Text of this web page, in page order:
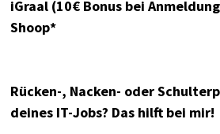
iGraal (10€ Bonus bei
Shoop*
Rücken-, Nacken- oder
deines IT-Jobs? Das hilft bei mir!